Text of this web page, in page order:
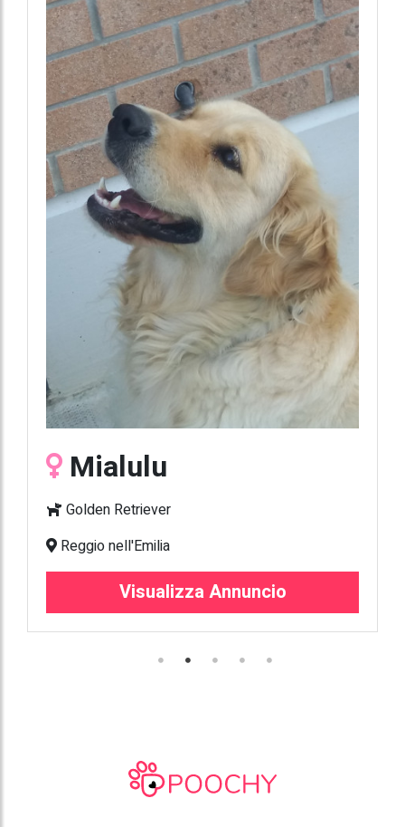
Mialulu
Golden Retriever
Reggio nell'Emilia
Visualizza Annuncio